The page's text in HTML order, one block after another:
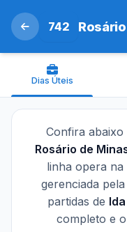
742
Dias Úteis
Confira abaixo
Rosário de
linha opera na
gerenciada
partidas de Ida
completo e